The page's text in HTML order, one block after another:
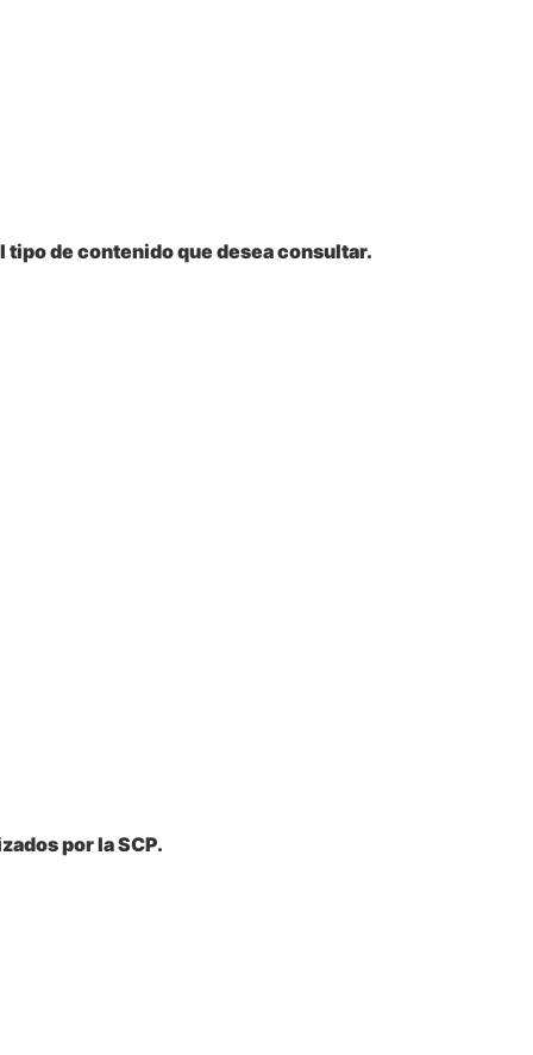
de contenido que desea consultar.
por la SCP.